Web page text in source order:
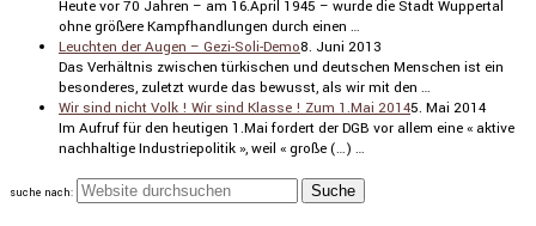
Heute vor 70 Jahren – am 16.April 1945 – wurde die Stadt Wuppertal
ohne größere Kampf­hand­lungen durch einen …
Leuchten der Augen – Gezi-Soli-Demo8. Juni 2013
Das Verhältnis zwischen türki­schen und deutschen Menschen ist ein
beson­deres, zuletzt wurde das bewusst, als wir mit den …
Wir sind nicht Volk ! Wir sind Klasse ! Zum 1.Mai 20145. Mai 2014
Im Aufruf für den heutigen 1.Mai fordert der DGB vor allem eine « aktive
nachhal­tige Indus­trie­po­litik », weil « große (…) …
suche nach: